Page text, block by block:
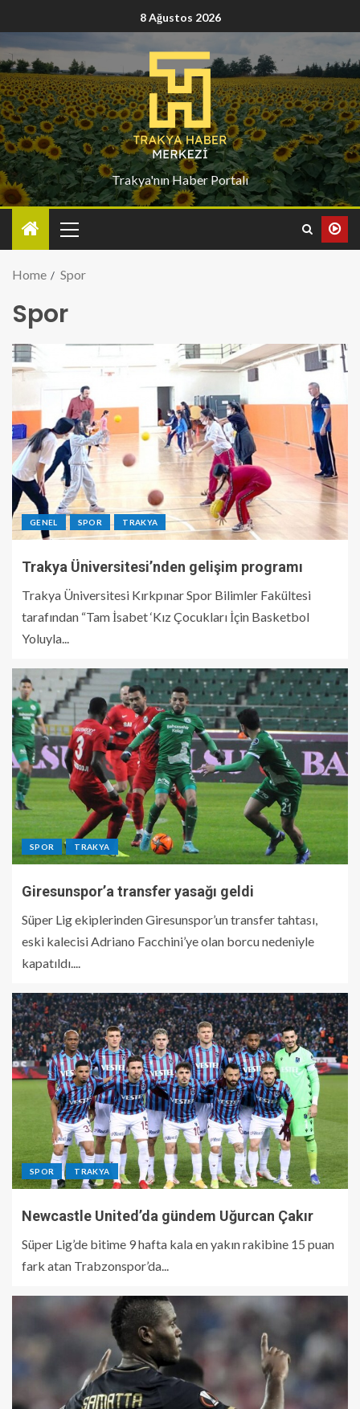
8 Ağustos 2026
Trakya'nın Haber Portalı
Home Spor
Spor
GENEL SPOR TRAKYA
Trakya Üniversitesi’nden gelişim programı
Trakya Üniversitesi Kırkpınar Spor Bilimler Fakültesi
tarafından “Tam İsabet ‘Kız Çocukları İçin Basketbol
Yoluyla...
SPOR TRAKYA
Giresunspor’a transfer yasağı geldi
Süper Lig ekiplerinden Giresunspor’un transfer tahtası,
eski kalecisi Adriano Facchini’ye olan borcu nedeniyle
kapatıldı....
SPOR TRAKYA
Newcastle United’da gündem Uğurcan Çakır
Süper Lig’de bitime 9 hafta kala en yakın rakibine 15 puan
fark atan Trabzonspor’da...